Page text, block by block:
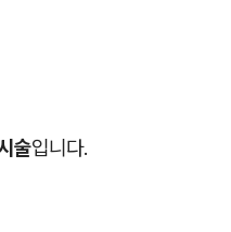
술입니다.